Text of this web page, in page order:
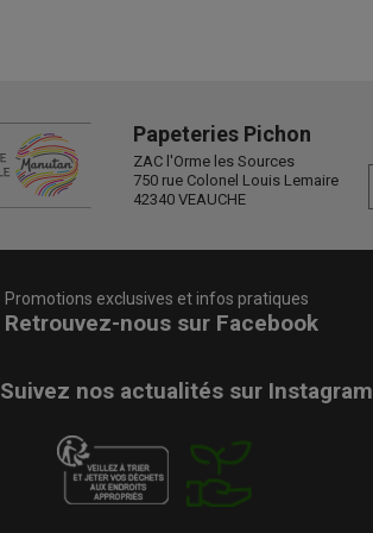
Papeteries Pichon
ZAC l'Orme les Sources
750 rue Colonel Louis Lemaire
42340 VEAUCHE
Promotions exclusives et infos pratiques
Retrouvez-nous sur Facebook
Suivez nos actualités sur Instagram